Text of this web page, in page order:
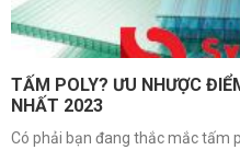
TẤM POLY? ƯU NHƯỢC
NHẤT 2023
Có phải bạn đang thắc mắc tấm